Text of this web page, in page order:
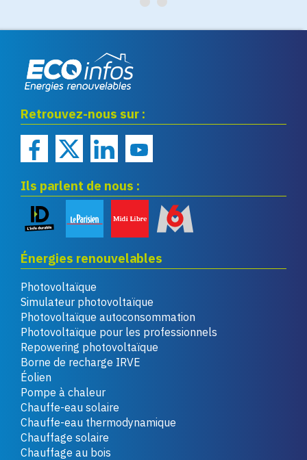
renouvelables
Retrouvez-nous sur :
Ils parlent de nous :
Énergies renouvelables
Photovoltaïque
Simulateur photovoltaïque
Photovoltaïque autoconsommation
Photovoltaïque pour les professionnels
Repowering photovoltaïque
Borne de recharge IRVE
Éolien
Pompe à chaleur
Chauffe-eau solaire
Chauffe-eau thermodynamique
Chauffage solaire
Chauffage au bois